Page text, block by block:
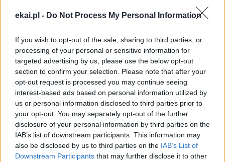
ekai.pl - Do Not Process My Personal Information
If you wish to opt-out of the sale, sharing to third parties, or
processing of your personal or sensitive information for
targeted advertising by us, please use the below opt-out
section to confirm your selection. Please note that after your
opt-out request is processed you may continue seeing
interest-based ads based on personal information utilized by
us or personal information disclosed to third parties prior to
your opt-out. You may separately opt-out of the further
disclosure of your personal information by third parties on the
IAB’s list of downstream participants. This information may
also be disclosed by us to third parties on the IAB’s List of
Downstream Participants that may further disclose it to other
TwitterMessengerWhatsApp
EmailCopy
Link
Print
Wersja do druku
Tagi: ABP TADEUSZ WOJDA BISKUPI KATOWICE
KOPALNIA WUJEK